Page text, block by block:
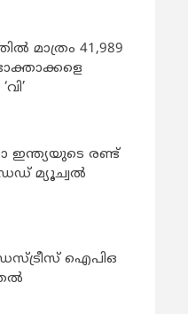
മാത്രം 41,989
രണ്ട്
മ്യൂച്വല്‍
ഐപിഒ